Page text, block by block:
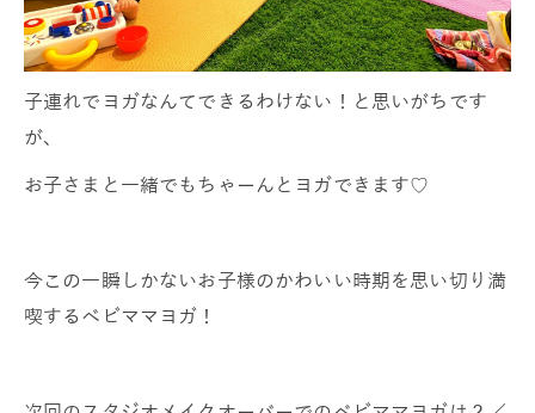
子連れでヨガなんてできるわけない！と思いがちです
が、
お子さまと一緒でもちゃーんとヨガできます♡
今この一瞬しかないお子様のかわいい時期を思い切り満
喫するベビママヨガ！